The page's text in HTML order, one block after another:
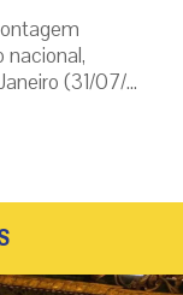
nacional,
(31/07/...